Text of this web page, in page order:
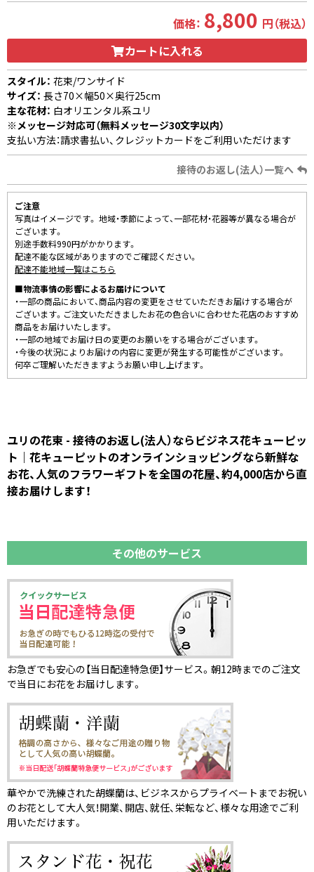
価格： 8,800 円（税込）
カートに入れる
スタイル： 花束/ワンサイド
サイズ： 長さ70×幅50×奥行25cm
主な花材： 白オリエンタル系ユリ
※メッセージ対応可（無料メッセージ30文字以内）
支払い方法：請求書払い、クレジットカードをご利用いただけます
接待のお返し(法人）一覧へ
ご注意
写真はイメージです。 地域・季節によって、一部花材・花器等が異なる場合が
ございます。
別途手数料990円がかかります。
配達不能な区域がありますのでご確認ください。
配達不能地域一覧はこちら
■物流事情の影響によるお届けについて
・一部の商品において、商品内容の変更をさせていただきお届けする場合が
ございます。ご注文いただきましたお花の色合いに合わせた花店のおすすめ
商品をお届けいたします。
・一部の地域でお届け日の変更のお願いをする場合がございます。
・今後の状況によりお届けの内容に変更が発生する可能性がございます。
何卒ご理解いただきますようお願い申し上げます。
ユリの花束 - 接待のお返し(法人）ならビジネス花キューピッ
ト｜花キューピットのオンラインショッピングなら新鮮な
お花、人気のフラワーギフトを全国の花屋、約4,000店から直
接お届けします！
その他のサービス
お急ぎでも安心の【当日配達特急便】サービス。朝12時までのご注文
で当日にお花をお届けします。
華やかで洗練された胡蝶蘭は、ビジネスからプライベートまでお祝い
のお花として大人気！開業、開店、就任、栄転など、様々な用途でご利
用いただけます。